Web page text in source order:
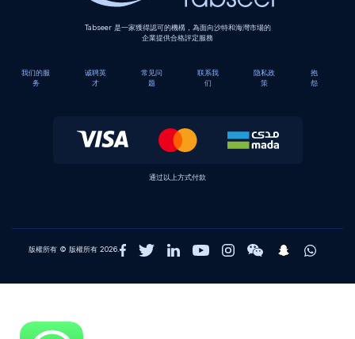
Tabseer 是一家獲得認可的機構，為面向沙特和海灣市場的
企業提供合格評定服務
我们的服
务
诚聘英
才
常见问
题
联系我
们
隐私政
策
抱
怨
通过以上方式付款
版權所有 © 版權所有 2026.